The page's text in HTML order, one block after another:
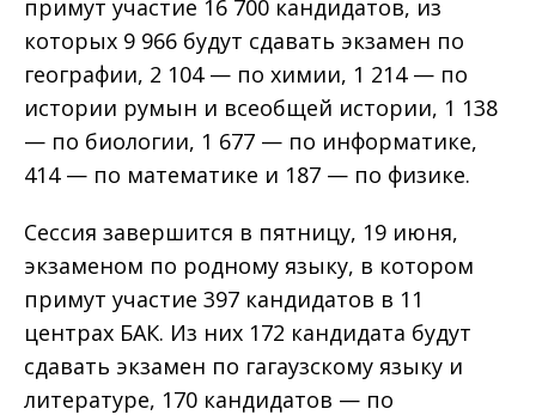
примут участие 16 700 кандидатов, из
которых 9 966 будут сдавать экзамен по
географии, 2 104 — по химии, 1 214 — по
истории румын и всеобщей истории, 1 138
— по биологии, 1 677 — по информатике,
414 — по математике и 187 — по физике.
Сессия завершится в пятницу, 19 июня,
экзаменом по родному языку, в котором
примут участие 397 кандидатов в 11
центрах БАК. Из них 172 кандидата будут
сдавать экзамен по гагаузскому языку и
литературе, 170 кандидатов — по